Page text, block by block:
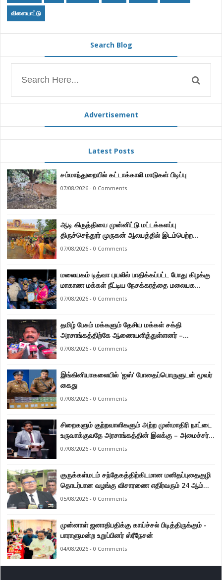
விளையாட்டு
Search Blog
Advertisement
Latest Posts
சம்மாந்துறையில் கட்டாக்காலி மாடுகள் பிடிப்பு
07/08/2026 - 0 Comments
ஆடி கிருத்தியை முன்னிட்டு மட்டக்களப்பு
திருச்செந்தூர் முருகன் ஆலயத்தில் இடம்பெற்ற
பால்குட பவனி 1008 சங்கா ஆபிஷேக நிகழ்வு.
07/08/2026 - 0 Comments
மலையகம் டித்வா புயலில் பாதிக்கப்பட்ட போது கிழக்கு
மாகாண மக்கள் நீட்டிய நேசக்கரத்தை மலையக
மக்கள் ஒருபோதும் மறக்கமாட்டார்கள் : நுவரெலியா
07/08/2026 - 0 Comments
தமிழ் பேசும் மக்களும் தேசிய மக்கள் சக்தி
அரசாங்கத்திற்கே ஆணையளித்துள்ளனர் –
கடற்றொழில் அமைச்சர் இராமலிங்கம் சந்திரசேகர்
07/08/2026 - 0 Comments
இங்கினியாகலையில் 'ஐஸ்' போதைப்பொருளுடன் மூவர்
கைது
07/08/2026 - 0 Comments
சிறைகளும் குற்றவாளிகளும் அற்ற முன்மாதிரி நாட்டை
உருவாக்குவதே அரசாங்கத்தின் இலக்கு – அமைச்சர்
இராமலிங்கம் சந்திரசேகர்
07/08/2026 - 0 Comments
குருக்கள்மடம் சந்தேகத்திற்கிடமான மனிதப்புதைகுழி
தொடர்பான வழங்கு விசாரணை எதிர்வரும் 24 ஆம்
திகதிக்கு தவணையிடப்பட்டுள்ளது.
05/08/2026 - 0 Comments
முன்னாள் ஜனாதிபதிக்கு காய்ச்சல் பிடித்திருக்கும் -
பாராளுமன்ற உறுப்பினர் ஸ்ரீநேசன்
04/08/2026 - 0 Comments